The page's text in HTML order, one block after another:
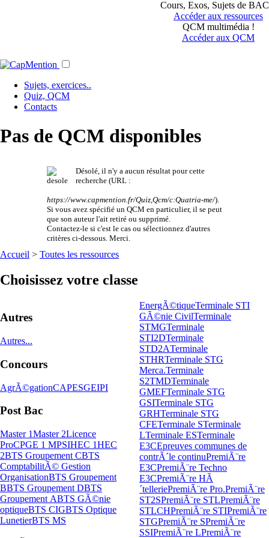
Cours, Exos, Sujets de
Accéder aux ressources
QCM multimédia !
Accéder aux QCM
Sujets, exercices..
Quiz, QCM
Contacts
Pas de QCM disponibles
Désolé, il n'y a aucun résultat pour cette
recherche (URL :
https://www.capmention.fr/Quiz,Qcm/c:Quatria-me/).
Si vous avez spécifié un QCM en particulier, il se peut
que son auteur l'ait retiré ou supprimé.
Contactez-le si c'est le cas ou sélectionnez d'autres
critères ci-dessous. Merci.
Accueil > Toutes les ressources
Choisissez votre classe
Autres
Autres...
Concours
AgrÃ©gationCAPESGEIPI
Post Bac
Master 1Master 2Licence
ProCPGE 1 MPSIHEC 1HEC
2BTS Groupement CBTS
ComptabilitÃ© Gestion
OrganisationBTS Groupement
BBTS Groupement DBTS
Groupement ABTS GÃ©nie
optiqueBTS CIGBTS Optique
LunetierBTS MS
EnergÃ©tiqueTerminale STI
GÃ©nie CivilTerminale
STMGTerminale
STI2DTerminale
STD2ATerminale
STHRTerminale STG
Merca.Terminale
S2TMDTerminale
GMEFTerminale STG
GSITerminale STG
GRHTerminale STG
CFETerminale STerminale
LTerminale ESTerminale
E3CEpreuves communes de
contrÃ´le continuPremiÃ¨re
E3CPremiÃ¨re Techno
E3CPremiÃ¨re HÃ
´telleriePremiÃ¨re Pro.PremiÃ¨re
ST2SPremiÃ¨re STLPremiÃ¨re
STLCHPremiÃ¨re STIPremiÃ¨re
STGPremiÃ¨re SPremiÃ¨re
SSIPremiÃ¨re LPremiÃ¨re